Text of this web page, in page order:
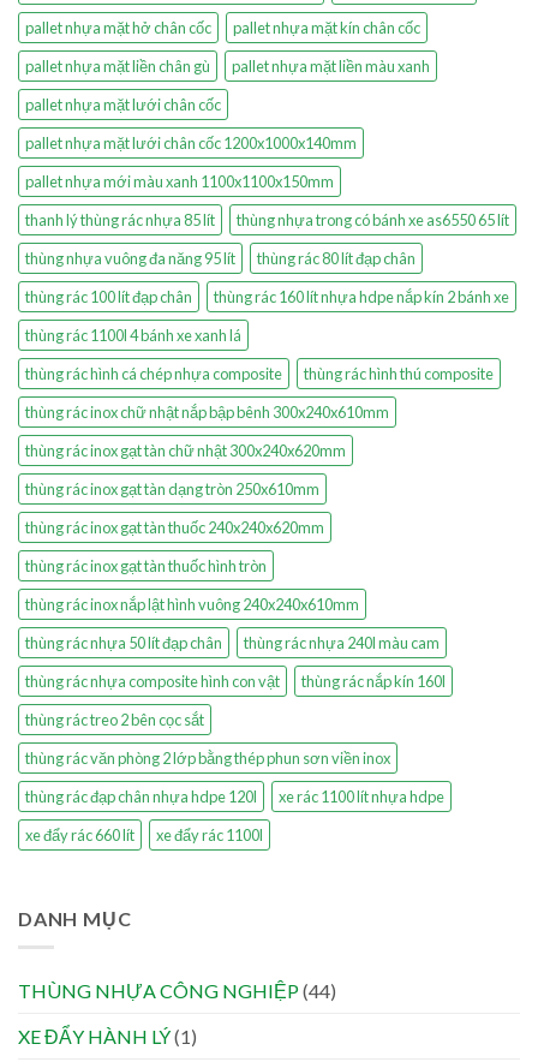
pallet nhựa mặt hở chân cốc
pallet nhựa mặt kín chân cốc
pallet nhựa mặt liền chân gù
pallet nhựa mặt liền màu xanh
pallet nhựa mặt lưới chân cốc
pallet nhựa mặt lưới chân cốc 1200x1000x140mm
pallet nhựa mới màu xanh 1100x1100x150mm
thanh lý thùng rác nhựa 85 lít
thùng nhựa trong có bánh xe as6550 65 lít
thùng nhựa vuông đa năng 95 lít
thùng rác 80 lít đạp chân
thùng rác 100 lít đạp chân
thùng rác 160 lít nhựa hdpe nắp kín 2 bánh xe
thùng rác 1100l 4 bánh xe xanh lá
thùng rác hình cá chép nhựa composite
thùng rác hình thú composite
thùng rác inox chữ nhật nắp bập bênh 300x240x610mm
thùng rác inox gạt tàn chữ nhật 300x240x620mm
thùng rác inox gạt tàn dạng tròn 250x610mm
thùng rác inox gạt tàn thuốc 240x240x620mm
thùng rác inox gạt tàn thuốc hình tròn
thùng rác inox nắp lật hình vuông 240x240x610mm
thùng rác nhựa 50 lít đạp chân
thùng rác nhựa 240l màu cam
thùng rác nhựa composite hình con vật
thùng rác nắp kín 160l
thùng rác treo 2 bên cọc sắt
thùng rác văn phòng 2 lớp bằng thép phun sơn viền inox
thùng rác đạp chân nhựa hdpe 120l
xe rác 1100 lít nhựa hdpe
xe đẩy rác 660 lít
xe đẩy rác 1100l
DANH MỤC
THÙNG NHỰA CÔNG NGHIỆP(44)
XE ĐẨY HÀNH LÝ(1)